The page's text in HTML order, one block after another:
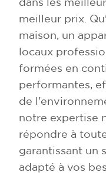
dans les
meilleur prix.
maison, un
locaux
formées en
performantes,
de
notre expertise
répondre à
garantissant un
adapté à vos